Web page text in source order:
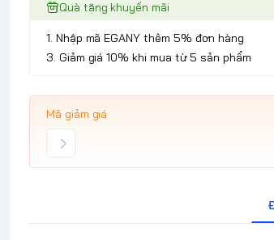
Quà tặng khuyến mãi
1. Nhập mã EGANY thêm 5% đơn hàng
3. Giảm giá 10% khi mua từ 5 sản phẩm
Mã giảm giá